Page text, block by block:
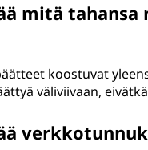
mitä
koostuvat
väliviivaan,